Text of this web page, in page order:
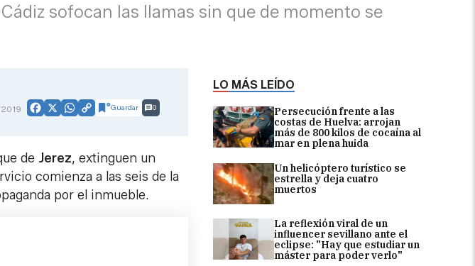
sofocan las llamas sin que de momento se
LO MÁS LEÍDO
Persecución frente a las
costas de Huelva: arrojan
más de 800 kilos de cocaína al
mar en plena huida
Un helicóptero turístico se
estrella y deja cuatro
muertos
La reflexión viral de un
influencer sevillano ante el
eclipse: "Hay que estudiar un
máster para poder verlo"
Facebook
X WhatsApp
CopyGuardar 0
de Jerez, extinguen un
comienza a las seis de la
por el inmueble.